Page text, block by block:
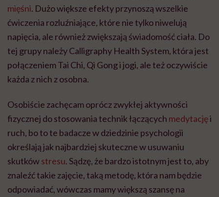
mięśni. Dużo większe efekty przynoszą wszelkie
ćwiczenia rozluźniające, które nie tylko niwelują
napięcia, ale również zwiększają świadomość ciała. Do
tej grupy należy Calligraphy Health System, która jest
połączeniem Tai Chi, Qi Gong i jogi, ale też oczywiście
każda z nich z osobna.
Osobiście zachęcam oprócz zwykłej aktywności
fizycznej do stosowania technik łączących medytacjęi
ruch, bo to te badacze w dziedzinie psychologii
określają jak najbardziej skuteczne w usuwaniu
skutkówstresu. Sądzę, że bardzo istotnym jest to, aby
znaleźć takie zajęcie, taką metodę, która nam będzie
odpowiadać, wówczas mamy większą szansę na